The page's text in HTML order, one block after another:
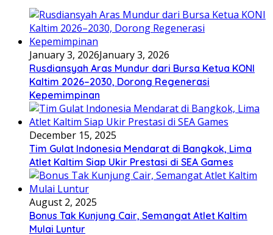
January 3, 2026January 3, 2026
Rusdiansyah Aras Mundur dari Bursa Ketua KONI
Kaltim 2026–2030, Dorong Regenerasi
Kepemimpinan
December 15, 2025
Tim Gulat Indonesia Mendarat di Bangkok, Lima
Atlet Kaltim Siap Ukir Prestasi di SEA Games
August 2, 2025
Bonus Tak Kunjung Cair, Semangat Atlet Kaltim
Mulai Luntur